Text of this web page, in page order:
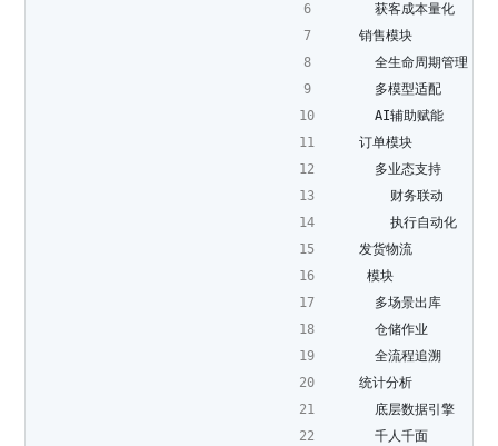
      获客成本量化
    销售模块
      全生命周期管理
      多模型适配
      AI辅助赋能
    订单模块
      多业态支持
        财务联动
        执行自动化
    发货物流
     模块
      多场景出库
      仓储作业
      全流程追溯
    统计分析
      底层数据引擎
      千人千面